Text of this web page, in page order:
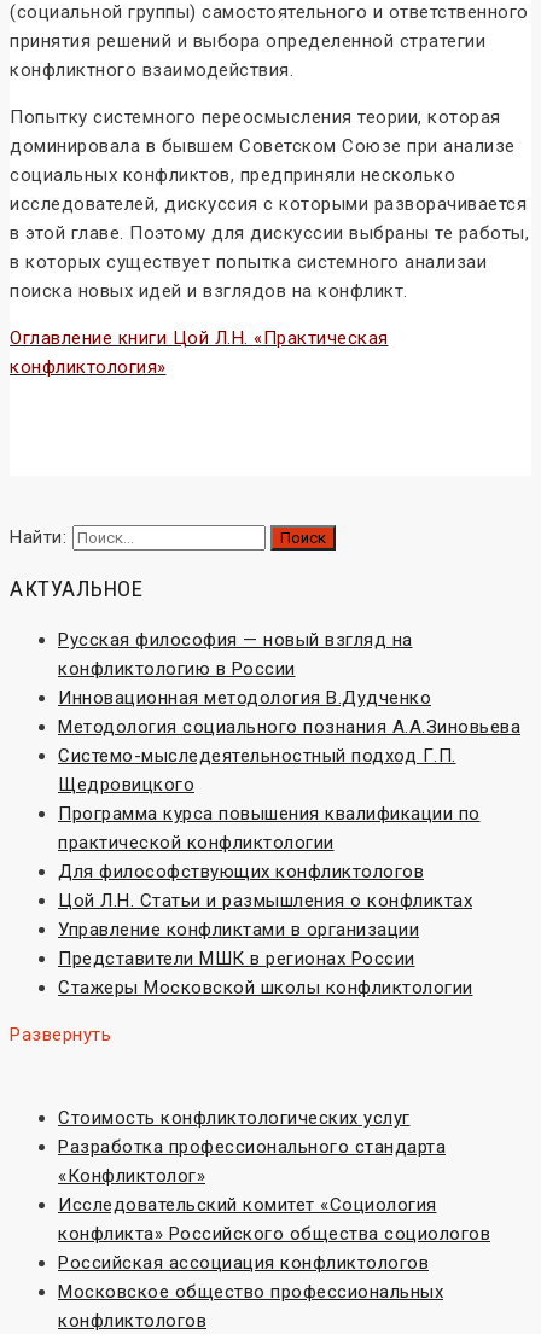
(социальной группы) самостоятельного и ответственного
принятия решений и выбора определенной стратегии
конфликтного взаимодействия.
Попытку системного переосмысления теории, которая
доминировала в бывшем Советском Союзе при анализе
социальных конфликтов, предприняли несколько
исследователей, дискуссия с которыми разворачивается
в этой главе. Поэтому для дискуссии выбраны те работы,
в которых существует попытка системного анализаи
поиска новых идей и взглядов на конфликт.
Оглавление книги Цой Л.Н. «Практическая
конфликтология»
Найти:
АКТУАЛЬНОЕ
Русская философия — новый взгляд на
конфликтологию в России
Инновационная методология В.Дудченко
Методология социального познания А.А.Зиновьева
Системо-мыследеятельностный подход Г.П.
Щедровицкого
Программа курса повышения квалификации по
практической конфликтологии
Для философствующих конфликтологов
Цой Л.Н. Статьи и размышления о конфликтах
Управление конфликтами в организации
Представители МШК в регионах России
Стажеры Московской школы конфликтологии
Развернуть
Стоимость конфликтологических услуг
Разработка профессионального стандарта
«Конфликтолог»
Исследовательский комитет «Социoлогия
конфликта» Российского общества социологов
Российская ассоциация конфликтологов
Московское общество профессиональных
конфликтологов